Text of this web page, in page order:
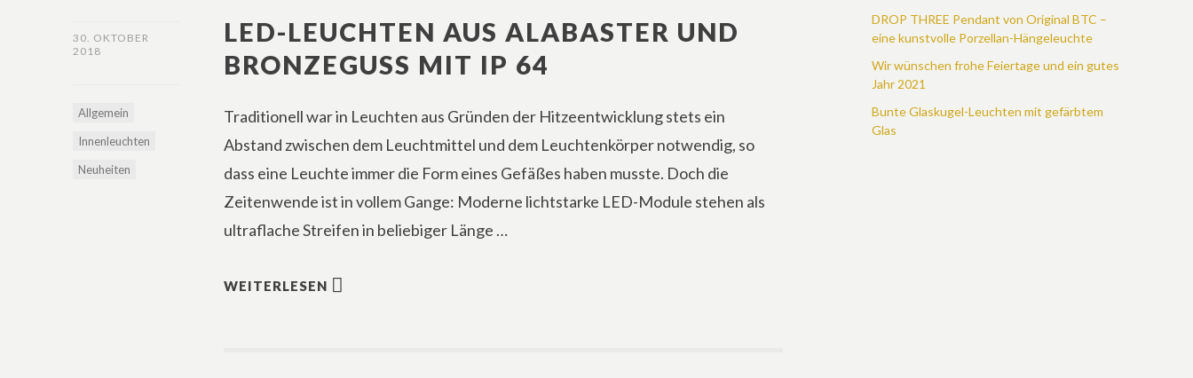
30. OKTOBER
2018
Allgemein
Innenleuchten
Neuheiten
LED-LEUCHTEN AUS ALABASTER UND
BRONZEGUSS MIT IP 64
Traditionell war in Leuchten aus Gründen der Hitzeentwicklung stets ein
Abstand zwischen dem Leuchtmittel und dem Leuchtenkörper notwendig, so
dass eine Leuchte immer die Form eines Gefäßes haben musste. Doch die
Zeitenwende ist in vollem Gange: Moderne lichtstarke LED-Module stehen als
ultraflache Streifen in beliebiger Länge …
WEITERLESEN
DROP THREE Pendant von Original BTC –
eine kunstvolle Porzellan-Hängeleuchte
Wir wünschen frohe Feiertage und ein gutes
Jahr 2021
Bunte Glaskugel-Leuchten mit gefärbtem
Glas